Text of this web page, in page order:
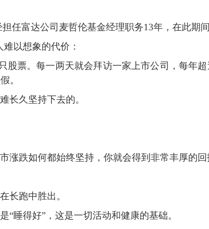
任富达公司麦哲伦基金经理职务13年，在此期
以想象的代价：
股票。每一两天就会拜访一家上市公司，每年
。
长久坚持下去的。
涨跌如何都始终坚持，你就会得到非常丰厚的回
长跑中胜出。
“睡得好”，这是一切活动和健康的基础。